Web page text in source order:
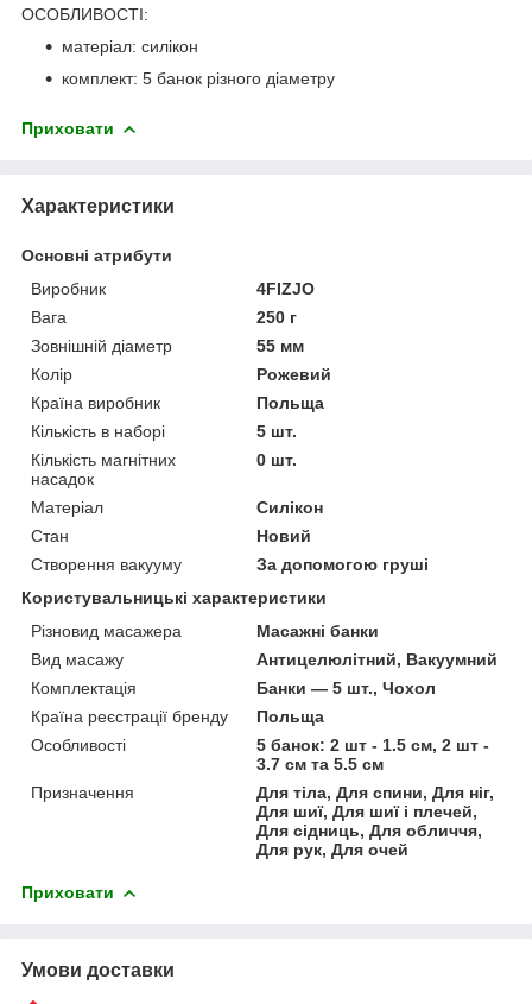
ОСОБЛИВОСТІ:
матеріал: силікон
комплект: 5 банок різного діаметру
Приховати
Характеристики
Основні атрибути
Виробник
4FIZJO
Вага
250 г
Зовнішній діаметр
55 мм
Колір
Рожевий
Країна виробник
Польща
Кількість в наборі
5 шт.
Кількість магнітних
насадок
0 шт.
Матеріал
Силікон
Стан
Новий
Створення вакууму
За допомогою груші
Користувальницькі характеристики
Різновид масажера
Масажні банки
Вид масажу
Антицелюлітний, Вакуумний
Комплектація
Банки — 5 шт., Чохол
Країна реєстрації бренду
Польща
Особливості
5 банок: 2 шт - 1.5 см, 2 шт -
3.7 см та 5.5 см
Призначення
Для тіла, Для спини, Для ніг,
Для шиї, Для шиї і плечей,
Для сідниць, Для обличчя,
Для рук, Для очей
Приховати
Умови доставки